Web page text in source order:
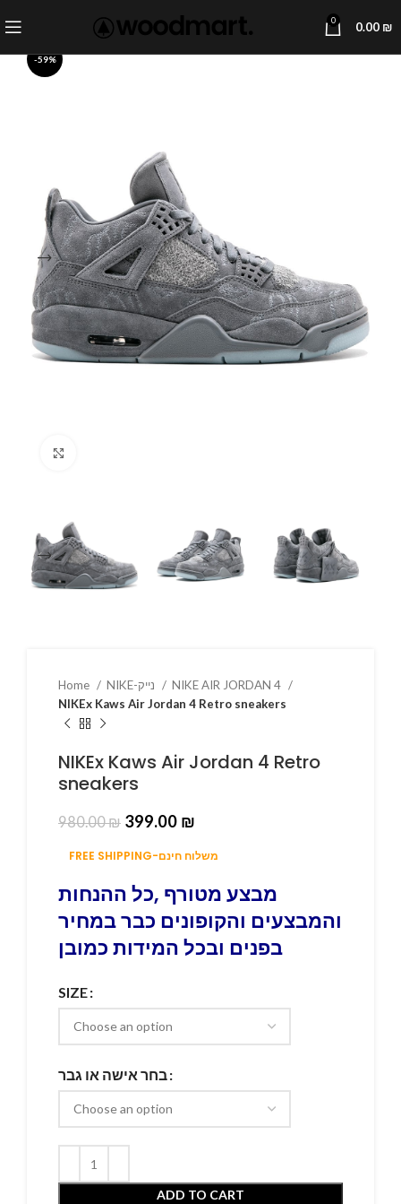
0 0.00 ₪
-59%
Home
NIKE AIR JORDAN 4
NIKEx Kaws Air Jordan 4 Retro sneakers
NIKEx Kaws Air Jordan 4 Retro
sneakers
980.00₪ 399.00 ₪
FREE SHIPPING-משלוח חינם
מבצע מטורף ,כל ההנחות
והמבצעים והקופונים כבר במחיר
בפנים ובכל המידות כמובן
SIZE
בחר אישה או גבר
ADD TO CART